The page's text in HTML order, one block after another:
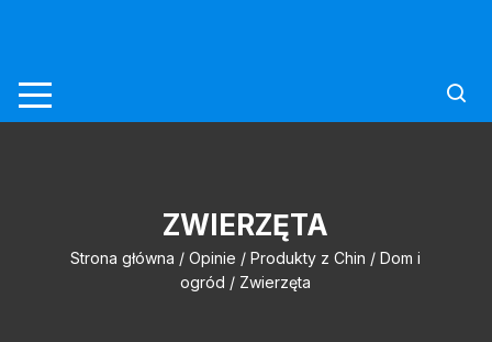
ZWIERZĘTA
Strona główna /Opinie /Produkty z Chin /Dom i
ogród / Zwierzęta